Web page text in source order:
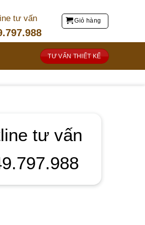
tư vấn Giỏ hàng
TƯ VẤN THIẾT KẾ
tư vấn